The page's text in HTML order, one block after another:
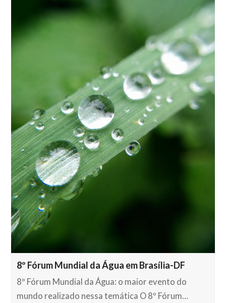
8º Fórum Mundial da Água em Brasília-DF
8º Fórum Mundial da Água: o maior evento do
mundo realizado nessa temática O 8º Fórum…